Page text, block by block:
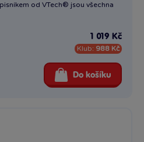
od VTech® jsou všechna
1 019 Kč
Klub: 988 Kč
Do košíku